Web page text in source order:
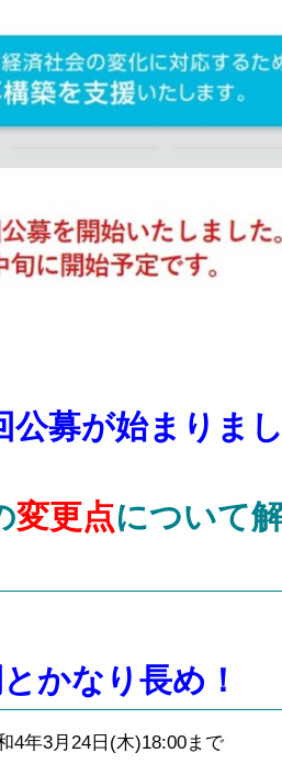
公募が始まりまし
変更点について
かなり長め！
4年3月24日(木)18:00まで